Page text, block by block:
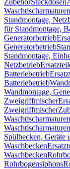
ZubehörSteckdosen
Waschtischarmaturen
Standmontage,
für Standmontage,
Generatorbetrieb
Generatorbetrieb
Standmontage,
Netzbetrieb
Batteriebetrieb
Batteriebetrieb
Wandmontage,
Zweigriffmischer
Zweigriffmischer
Waschtischarmaturen
Waschtischarmaturen
Spülbecken, Geräte
Waschbecken
Waschbecken
Rohrbogensiphons